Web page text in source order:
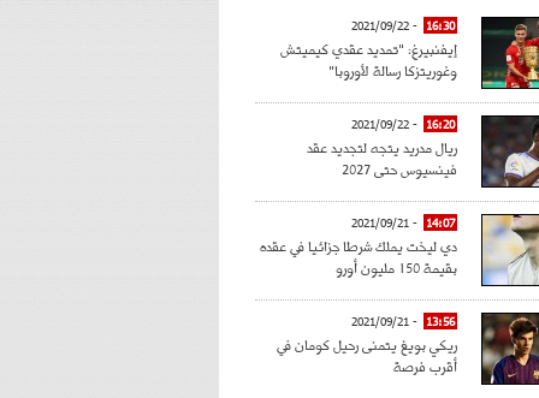
16:30
- 2021/09/22
إيفنبيرغ: "تمديد عقدي كيميتش
وغوريتزكا رسالة لأوروبا"
16:20
- 2021/09/22
ريال مدريد يتجه لتجديد عقد
فينسيوس حتى 2027
14:07
- 2021/09/21
دي ليخت يملك شرطا جزائيا في عقده
بقيمة 150 مليون أورو
13:56
- 2021/09/21
ريكي بويغ يتمنى رحيل كومان في
أقرب فرصة